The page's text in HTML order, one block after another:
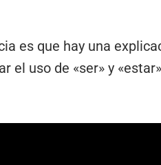
es que hay una
el uso de «ser» y